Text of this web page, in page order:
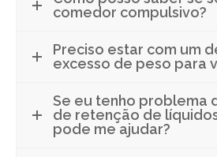
CONTRIBUIÇÕES
HISTÓRIA DE CCA/BR
comedor compulsivo?
Preciso estar com um
excesso de peso para
Se eu tenho problema
de retenção de
pode me ajudar?